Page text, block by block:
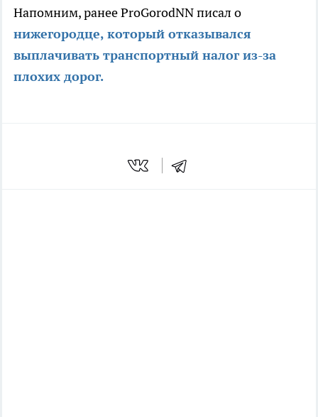
Напомним, ранее ProGorodNN писал о
нижегородце, который отказывался
выплачивать транспортный налог из-за
плохих дорог.